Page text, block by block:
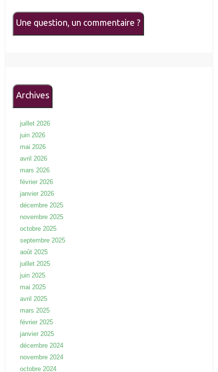
Une question, un commentaire ?
Archives
juillet 2026
juin 2026
mai 2026
avril 2026
mars 2026
février 2026
janvier 2026
décembre 2025
novembre 2025
octobre 2025
septembre 2025
août 2025
juillet 2025
juin 2025
mai 2025
avril 2025
mars 2025
février 2025
janvier 2025
décembre 2024
novembre 2024
octobre 2024